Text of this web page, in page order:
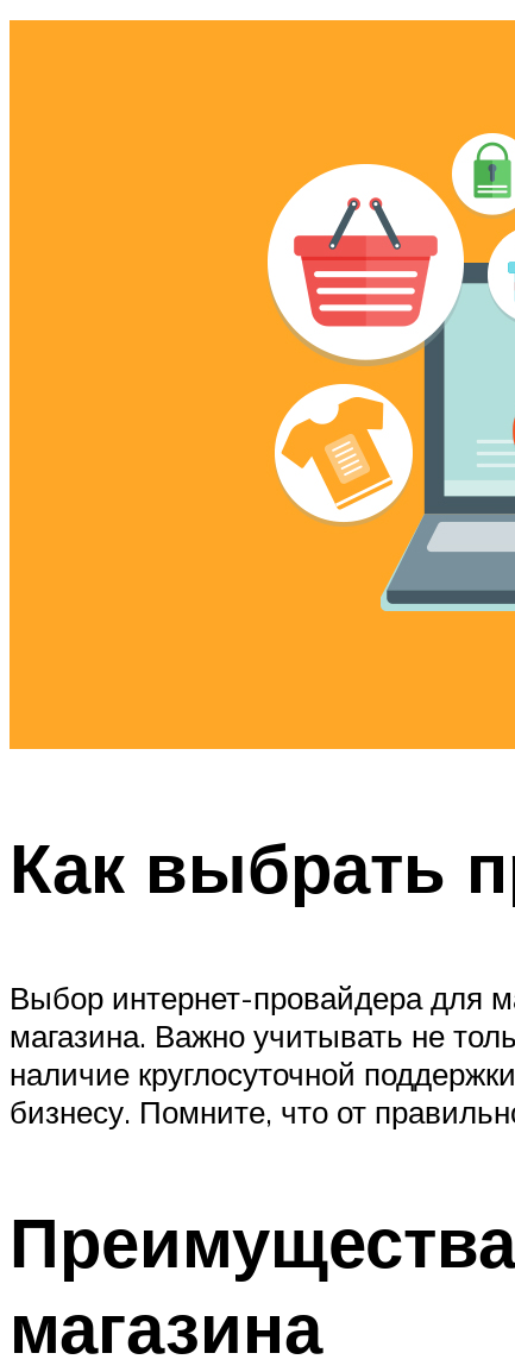
Как выбрать
Выбор интернет-провайдера для
магазина. Важно учитывать не
наличие круглосуточной
бизнесу. Помните, что от
магазина